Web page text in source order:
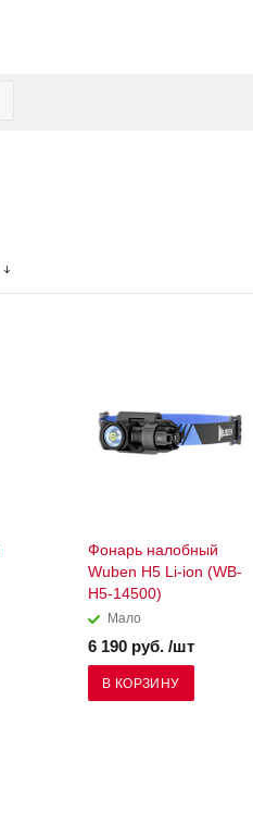
Фонарь налобный
Wuben H5 Li-ion (WB-
H5-14500)
Мало
6 190 руб. /шт
В КОРЗИНУ